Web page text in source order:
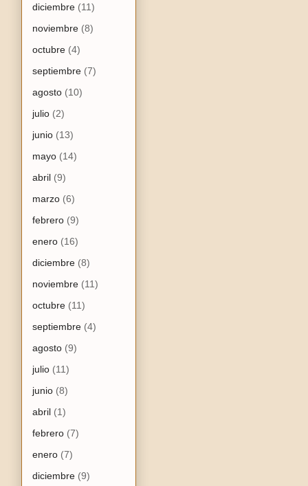
diciembre (11)
noviembre (8)
octubre (4)
septiembre (7)
agosto (10)
julio (2)
junio (13)
mayo (14)
abril (9)
marzo (6)
febrero (9)
enero (16)
diciembre (8)
noviembre (11)
octubre (11)
septiembre (4)
agosto (9)
julio (11)
junio (8)
abril (1)
febrero (7)
enero (7)
diciembre (9)